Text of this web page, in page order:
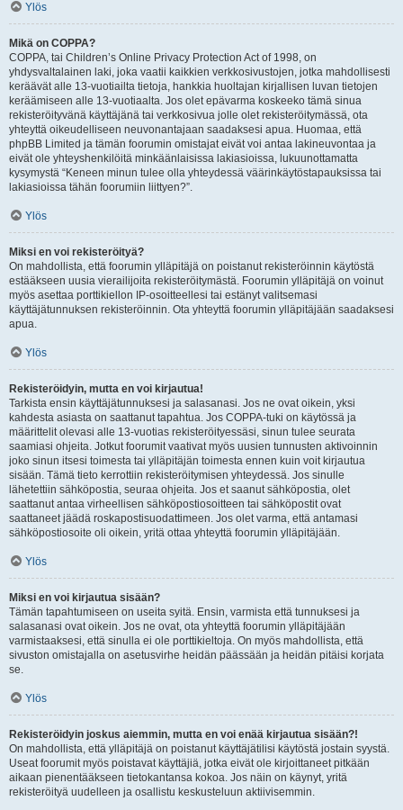
Ylös
Mikä on COPPA?
COPPA, tai Children’s Online Privacy Protection Act of 1998, on
yhdysvaltalainen laki, joka vaatii kaikkien verkkosivustojen, jotka mahdollisesti
keräävät alle 13-vuotiailta tietoja, hankkia huoltajan kirjallisen luvan tietojen
keräämiseen alle 13-vuotiaalta. Jos olet epävarma koskeeko tämä sinua
rekisteröityvänä käyttäjänä tai verkkosivua jolle olet rekisteröitymässä, ota
yhteyttä oikeudelliseen neuvonantajaan saadaksesi apua. Huomaa, että
phpBB Limited ja tämän foorumin omistajat eivät voi antaa lakineuvontaa ja
eivät ole yhteyshenkilöitä minkäänlaisissa lakiasioissa, lukuunottamatta
kysymystä “Keneen minun tulee olla yhteydessä väärinkäytöstapauksissa tai
lakiasioissa tähän foorumiin liittyen?”.
Ylös
Miksi en voi rekisteröityä?
On mahdollista, että foorumin ylläpitäjä on poistanut rekisteröinnin käytöstä
estääkseen uusia vierailijoita rekisteröitymästä. Foorumin ylläpitäjä on voinut
myös asettaa porttikiellon IP-osoitteellesi tai estänyt valitsemasi
käyttäjätunnuksen rekisteröinnin. Ota yhteyttä foorumin ylläpitäjään saadaksesi
apua.
Ylös
Rekisteröidyin, mutta en voi kirjautua!
Tarkista ensin käyttäjätunnuksesi ja salasanasi. Jos ne ovat oikein, yksi
kahdesta asiasta on saattanut tapahtua. Jos COPPA-tuki on käytössä ja
määrittelit olevasi alle 13-vuotias rekisteröityessäsi, sinun tulee seurata
saamiasi ohjeita. Jotkut foorumit vaativat myös uusien tunnusten aktivoinnin
joko sinun itsesi toimesta tai ylläpitäjän toimesta ennen kuin voit kirjautua
sisään. Tämä tieto kerrottiin rekisteröitymisen yhteydessä. Jos sinulle
lähetettiin sähköpostia, seuraa ohjeita. Jos et saanut sähköpostia, olet
saattanut antaa virheellisen sähköpostiosoitteen tai sähköpostit ovat
saattaneet jäädä roskapostisuodattimeen. Jos olet varma, että antamasi
sähköpostiosoite oli oikein, yritä ottaa yhteyttä foorumin ylläpitäjään.
Ylös
Miksi en voi kirjautua sisään?
Tämän tapahtumiseen on useita syitä. Ensin, varmista että tunnuksesi ja
salasanasi ovat oikein. Jos ne ovat, ota yhteyttä foorumin ylläpitäjään
varmistaaksesi, että sinulla ei ole porttikieltoja. On myös mahdollista, että
sivuston omistajalla on asetusvirhe heidän päässään ja heidän pitäisi korjata
se.
Ylös
Rekisteröidyin joskus aiemmin, mutta en voi enää kirjautua sisään?!
On mahdollista, että ylläpitäjä on poistanut käyttäjätilisi käytöstä jostain syystä.
Useat foorumit myös poistavat käyttäjiä, jotka eivät ole kirjoittaneet pitkään
aikaan pienentääkseen tietokantansa kokoa. Jos näin on käynyt, yritä
rekisteröityä uudelleen ja osallistu keskusteluun aktiivisemmin.